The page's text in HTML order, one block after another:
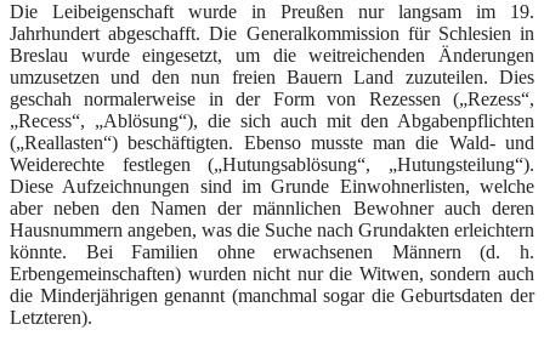
Die Leibeigenschaft wurde in Preußen nur langsam im 19.
Jahrhundert abgeschafft. Die Generalkommission für Schlesien in
Breslau wurde eingesetzt, um die weitreichenden Änderungen
umzusetzen und den nun freien Bauern Land zuzuteilen. Dies
geschah normalerweise in der Form von Rezessen („Rezess“,
„Recess“, „Ablösung“), die sich auch mit den Abgabenpflichten
(„Reallasten“) beschäftigten. Ebenso musste man die Wald- und
Weiderechte festlegen („Hutungsablösung“, „Hutungsteilung“).
Diese Aufzeichnungen sind im Grunde Einwohnerlisten, welche
aber neben den Namen der männlichen Bewohner auch deren
Hausnummern angeben, was die Suche nach Grundakten erleichtern
könnte. Bei Familien ohne erwachsenen Männern (d. h.
Erbengemeinschaften) wurden nicht nur die Witwen, sondern auch
die Minderjährigen genannt (manchmal sogar die Geburtsdaten der
Letzteren).